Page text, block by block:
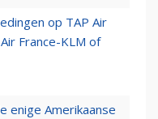
op TAP Air
France-KLM of
enige Amerikaanse